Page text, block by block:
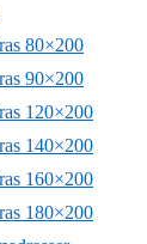
80×200
90×200
120×200
140×200
160×200
180×200